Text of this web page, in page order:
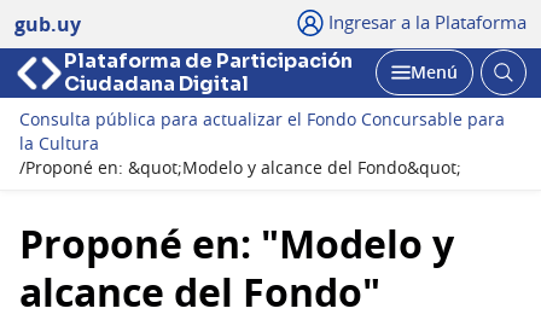
gub.uy Ingresar a la Plataforma
Plataforma de Participación
Ciudadana Digital
Abrir
Menú
Consulta pública para actualizar el Fondo Concursable para
la Cultura
/Proponé en: &quot;Modelo y alcance del Fondo&quot;
Proponé en: "Modelo y
alcance del Fondo"